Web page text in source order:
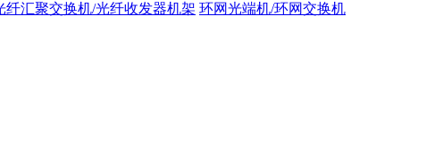
纤汇聚交换机/光纤收发器机架 环网光端机/环网交换机